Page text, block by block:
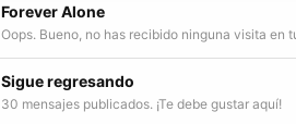
Forever Alone
Oops. Bueno, no has recibido ninguna visita en
Sigue regresando
30 mensajes publicados. ¡Te debe gustar aquí!